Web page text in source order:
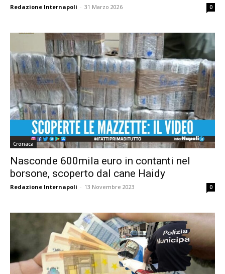
Redazione Internapoli - 31 Marzo 2026 0
Cronaca
Nasconde 600mila euro in contanti nel
borsone, scoperto dal cane Haidy
Redazione Internapoli - 13 Novembre 2023 0